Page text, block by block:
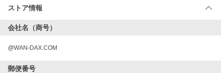
ストア情報
会社名（商号）
@WAN-DAX.COM
郵便番号